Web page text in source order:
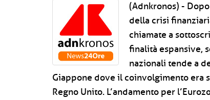
(Adnkronos) -
della crisi
chiamate a
finalità espansive,
nazionali tende a
Giappone dove il coinvolgimento era
Regno Unito. L’andamento per